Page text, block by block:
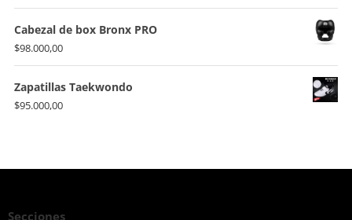
Cabezal de box Bronx PRO
$98.000,00
Zapatillas Taekwondo
$95.000,00
Secciones